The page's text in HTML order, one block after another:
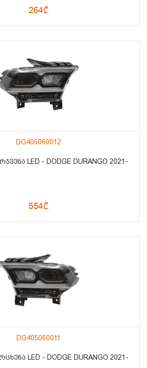
264₾
DG405060012
LED - DODGE DURANGO 2021-
554₾
DG405060011
LED - DODGE DURANGO 2021-